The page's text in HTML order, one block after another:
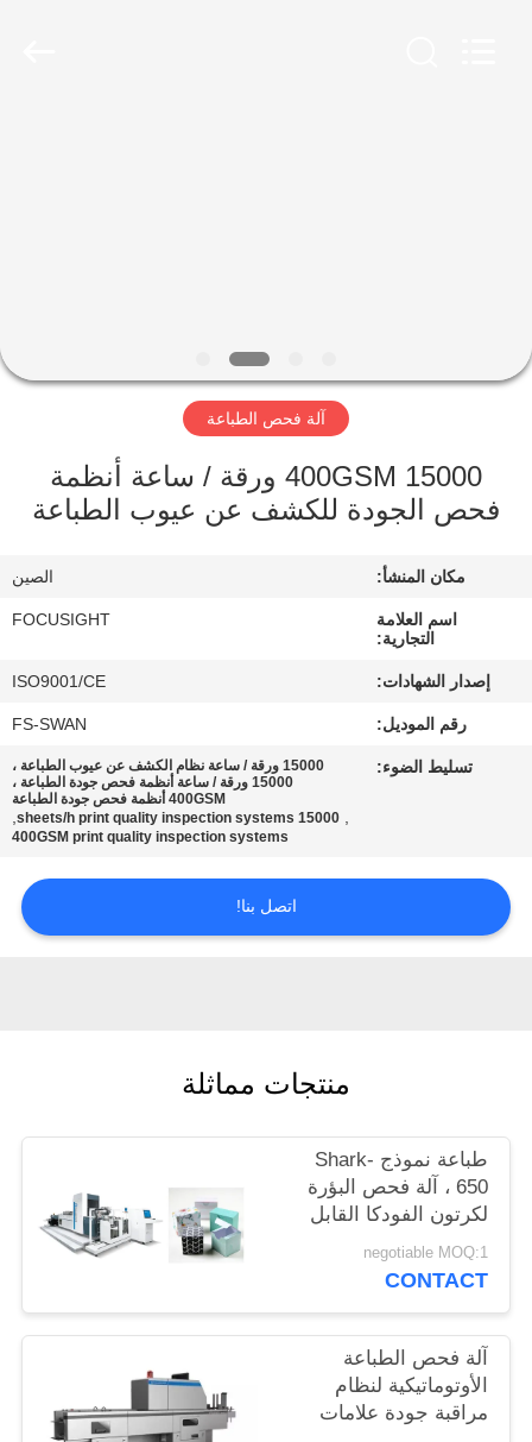
جولة
المعمل
الجودة
اتصل
أخبار
اقتباس
POLICY
آلة فحص الطباعة
400GSM 15000 ورقة / ساعة أنظمة
فحص الجودة للكشف عن عيوب الطباعة
مكان المنشأ: الصين
اسم العلامة
التجارية:
FOCUSIGHT
إصدار الشهادات: ISO9001/CE
رقم الموديل: FS-SWAN
تسليط الضوء:
15000 ورقة / ساعة نظام الكشف عن عيوب الطباعة ،
15000 ورقة / ساعة أنظمة فحص جودة الطباعة ،
400GSM أنظمة فحص جودة الطباعة
,
15000 sheets/h print quality inspection systems
,
400GSM print quality inspection systems
اتصل بنا!
منتجات مماثلة
طباعة نموذج Shark-
650 ، آلة فحص البؤرة
لكرتون الفودكا القابل
للطي
negotiable MOQ:1
CONTACT
آلة فحص الطباعة
الأوتوماتيكية لنظام
مراقبة جودة علامات